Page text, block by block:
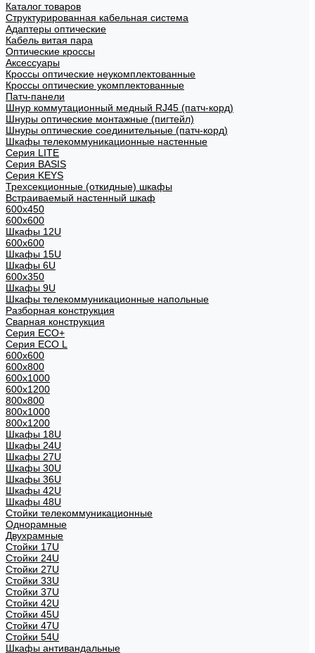
Каталог товаров
Структурированная кабельная система
Адаптеры оптические
Кабель витая пара
Оптические кроссы
Аксессуары
Кроссы оптические неукомплектованные
Кроссы оптические укомплектованные
Патч-панели
Шнур коммутационный медный RJ45 (патч-корд)
Шнуры оптические монтажные (пигтейл)
Шнуры оптические соединительные (патч-корд)
Шкафы телекоммуникационные настенные
Cерия LITE
Cерия BASIS
Cерия KEYS
Трехсекционные (откидные) шкафы
Встраиваемый настенный шкаф
600x450
600x600
Шкафы 12U
600x600
Шкафы 15U
Шкафы 6U
600x350
Шкафы 9U
Шкафы телекоммуникационные напольные
Разборная конструкция
Сварная конструкция
Серия ECO+
Серия ECO L
600x600
600x800
600х1000
600х1200
800x800
800х1000
800х1200
Шкафы 18U
Шкафы 24U
Шкафы 27U
Шкафы 30U
Шкафы 36U
Шкафы 42U
Шкафы 48U
Стойки телекоммуникационные
Однорамные
Двухрамные
Стойки 17U
Стойки 24U
Стойки 27U
Стойки 33U
Стойки 37U
Стойки 42U
Стойки 45U
Стойки 47U
Стойки 54U
Шкафы антивандальные